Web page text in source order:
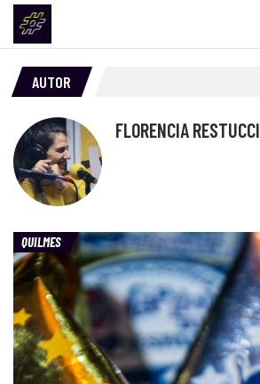
AUTOR
FLORENCIA RESTUCCI
QUILMES